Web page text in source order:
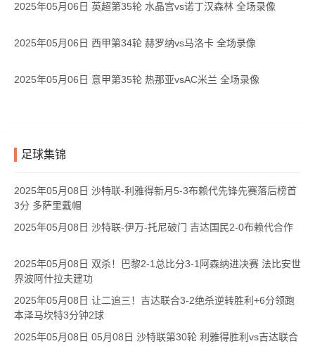
2025年05月06日 英超第35轮 水晶宫vs诺丁汉森林 全场录像
2025年05月06日 西甲第34轮 赫罗纳vs马洛卡 全场录像
2025年05月06日 意甲第35轮 热那亚vsAC米兰 全场录像
足球集锦
2025年05月08日 沙特联-利雅得新月5-3布赖代先锋先赛落后榜首
3分 多萨里戴帽
2025年05月08日 沙特联-伊万-托尼破门 吉达国民2-0布赖代合作
2025年05月08日 双杀！巴黎2-1总比分3-1阿森纳进决赛 法比安世
界波阿什拉夫建功
2025年05月08日 让二追三！吉达联合3-2绝杀逆转胜利+6分领跑
本泽马坎特3分钟2球
2025年05月08日 05月08日 沙特联第30轮 利雅得胜利vs吉达联合